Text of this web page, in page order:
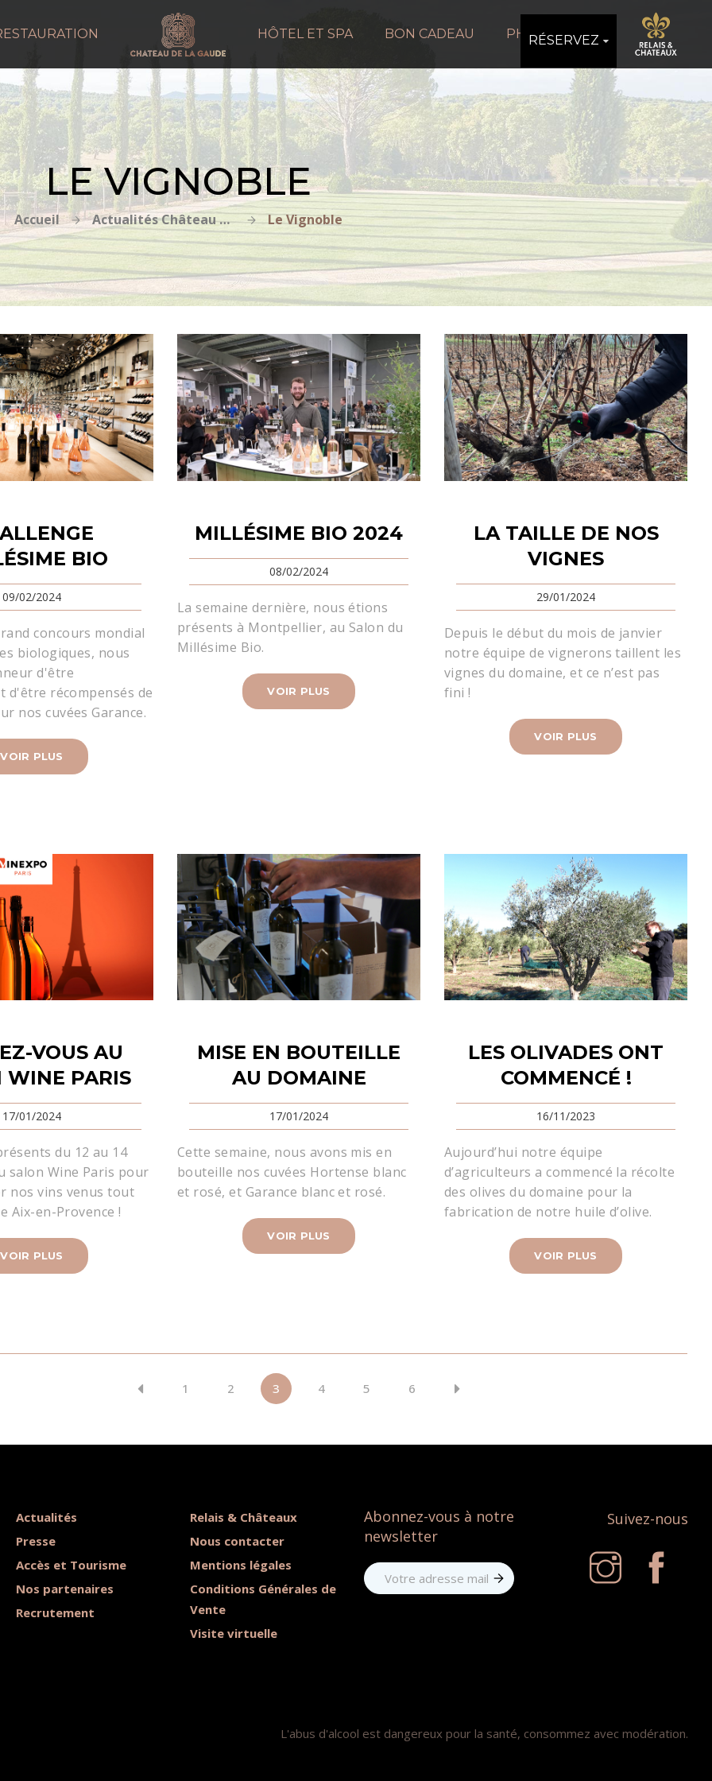
HÔTEL ET SPA BON CADEAU PHOTOS
RÉSERVEZ
LE VIGNOBLE
Accueil Actualités Château de la Gaude Le Vignoble
BIO
09/02/2024
concours mondial
biologiques, nous
d'être
d'être récompensés de
nos cuvées Garance.
VOIR PLUS
MILLÉSIME BIO 2024
08/02/2024
La semaine dernière, nous étions
présents à Montpellier, au Salon du
Millésime Bio.
VOIR PLUS
LA TAILLE DE NOS
VIGNES
29/01/2024
Depuis le début du mois de janvier
notre équipe de vignerons taillent les
vignes du domaine, et ce n’est pas
fini !
VOIR PLUS
VOUS AU
WINE PARIS
17/01/2024
du 12 au 14
salon Wine Paris pour
nos vins venus tout
Aix-en-Provence !
VOIR PLUS
MISE EN BOUTEILLE
AU DOMAINE
17/01/2024
Cette semaine, nous avons mis en
bouteille nos cuvées Hortense blanc
et rosé, et Garance blanc et rosé.
VOIR PLUS
LES OLIVADES ONT
COMMENCÉ !
16/11/2023
Aujourd’hui notre équipe
d’agriculteurs a commencé la récolte
des olives du domaine pour la
fabrication de notre huile d’olive.
VOIR PLUS
1 2 3 4 5 6
Actualités
Presse
Accès et Tourisme
Nos partenaires
Recrutement
Relais & Châteaux
Nous contacter
Mentions légales
Conditions Générales de
Vente
Visite virtuelle
Abonnez-vous à notre
newsletter
Suivez-nous
L'abus d'alcool est dangereux pour la santé, consommez avec modération.